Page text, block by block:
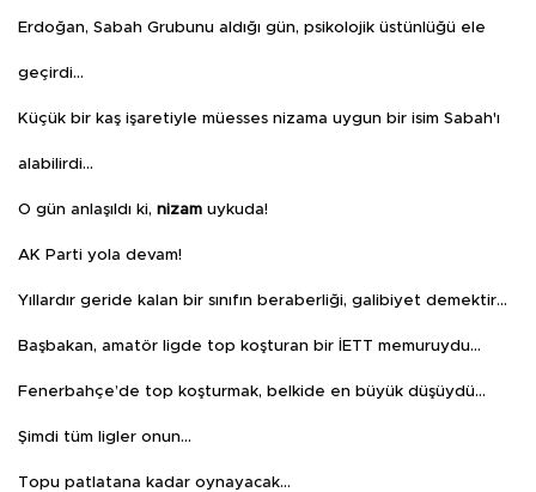
Erdoğan, Sabah Grubunu aldığı gün, psikolojik üstünlüğü ele
geçirdi…
Küçük bir kaş işaretiyle müesses nizama uygun bir isim Sabah'ı
alabilirdi...
O gün anlaşıldı ki, nizam uykuda!
AK Parti yola devam!
Yıllardır geride kalan bir sınıfın beraberliği, galibiyet demektir…
Başbakan, amatör ligde top koşturan bir İETT memuruydu…
Fenerbahçe’de top koşturmak, belkide en büyük düşüydü…
Şimdi tüm ligler onun…
Topu patlatana kadar oynayacak…